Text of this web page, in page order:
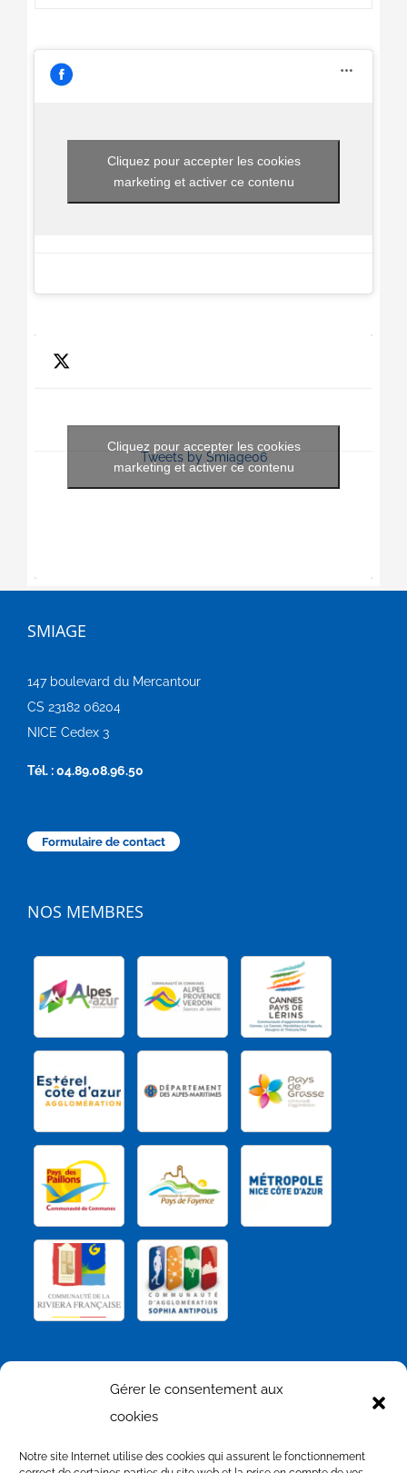
Gérer le consentement aux
cookies
Notre site Internet utilise des cookies qui assurent le fonctionnement
Cliquez pour accepter les cookies
marketing et activer ce contenu
Tweets by Smiage06
Cliquez pour accepter les cookies
marketing et activer ce contenu
SMIAGE
147 boulevard du Mercantour
CS 23182 06204
NICE Cedex 3
Tél. : 04.89.08.96.50
Formulaire de contact
NOS MEMBRES
NOS PARTENAIRES